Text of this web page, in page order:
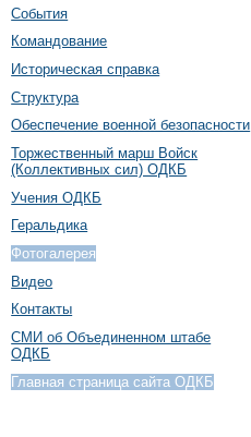
События
Командование
Историческая справка
Структура
Обеспечение военной безопасности
Торжественный марш Войск
(Коллективных сил) ОДКБ
Учения ОДКБ
Геральдика
Фотогалерея
Видео
Контакты
СМИ об Объединенном штабе
ОДКБ
Главная страница сайта ОДКБ